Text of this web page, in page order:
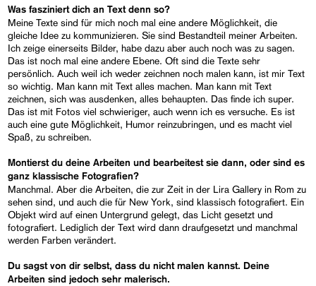
Was fasziniert dich an Text denn so?
Meine Texte sind für mich noch mal eine andere Möglichkeit, die
gleiche Idee zu kommunizieren. Sie sind Bestandteil meiner Arbeiten.
Ich zeige einerseits Bilder, habe dazu aber auch noch was zu sagen.
Das ist noch mal eine andere Ebene. Oft sind die Texte sehr
persönlich. Auch weil ich weder zeichnen noch malen kann, ist mir Text
so wichtig. Man kann mit Text alles machen. Man kann mit Text
zeichnen, sich was ausdenken, alles behaupten. Das finde ich super.
Das ist mit Fotos viel schwieriger, auch wenn ich es versuche. Es ist
auch eine gute Möglichkeit, Humor reinzubringen, und es macht viel
Spaß, zu schreiben.
Montierst du deine Arbeiten und bearbeitest sie dann, oder sind es
ganz klassische Fotografien?
Manchmal. Aber die Arbeiten, die zur Zeit in der Lira Gallery in Rom zu
sehen sind, und auch die für New York, sind klassisch fotografiert. Ein
Objekt wird auf einen Untergrund gelegt, das Licht gesetzt und
fotografiert. Lediglich der Text wird dann draufgesetzt und manchmal
werden Farben verändert.
Du sagst von dir selbst, dass du nicht malen kannst. Deine
Arbeiten sind jedoch sehr malerisch.